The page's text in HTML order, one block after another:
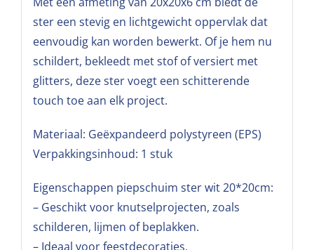
ster een stevig en lichtgewicht oppervlak dat
eenvoudig kan worden bewerkt. Of je hem nu
schildert, bekleedt met stof of versiert met
glitters, deze ster voegt een schitterende
touch toe aan elk project.
Materiaal: Geëxpandeerd polystyreen (EPS)
Verpakkingsinhoud: 1 stuk
Eigenschappen piepschuim ster wit 20*20cm:
– Geschikt voor knutselprojecten, zoals
schilderen, lijmen of beplakken.
– Ideaal voor feestdecoraties,